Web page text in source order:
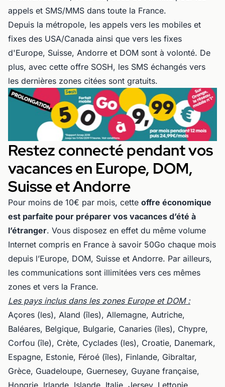
appels et SMS/MMS dans toute la France.
Depuis la métropole, les appels vers les mobiles et
fixes des USA/Canada ainsi que vers les fixes
d'Europe, Suisse, Andorre et DOM sont à volonté. De
plus, avec cette offre SOSH, les SMS échangés vers
les dernières zones citées sont gratuits.
Restez connecté pendant vos
vacances en Europe, DOM,
Suisse et Andorre
Pour moins de 10€ par mois, cette offre économique
est parfaite pour préparer vos vacances d’été à
l’étranger. Vous disposez en effet du même volume
Internet compris en France à savoir 50Go chaque mois
depuis l’Europe, DOM, Suisse et Andorre. Par ailleurs,
les communications sont illimitées vers ces mêmes
zones et vers la France.
Les pays inclus dans les zones Europe et DOM :
Açores (les), Aland (îles), Allemagne, Autriche,
Baléares, Belgique, Bulgarie, Canaries (îles), Chypre,
Corfou (île), Crète, Cyclades (les), Croatie, Danemark,
Espagne, Estonie, Féroé (îles), Finlande, Gibraltar,
Grèce, Guadeloupe, Guernesey, Guyane française,
Hongrie, Irlande, Islande, Italie, Jersey, Lettonie,